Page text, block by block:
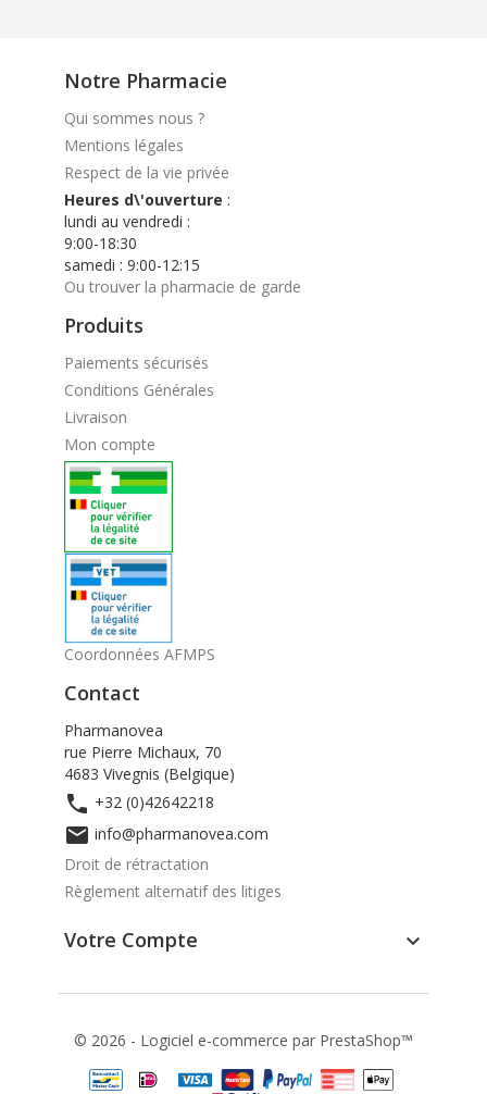
Notre Pharmacie
Qui sommes nous ?
Mentions légales
Respect de la vie privée
Heures d\'ouverture :
lundi au vendredi :
9:00-18:30
samedi : 9:00-12:15
Ou trouver la pharmacie de garde
Produits
Paiements sécurisés
Conditions Générales
Livraison
Mon compte
Coordonnées AFMPS
Contact
Pharmanovea
rue Pierre Michaux, 70
4683 Vivegnis (Belgique)
 +32 (0)42642218
 info@pharmanovea.com
Droit de rétractation
Règlement alternatif des litiges
Votre Compte 
© 2026 - Logiciel e-commerce par PrestaShop™